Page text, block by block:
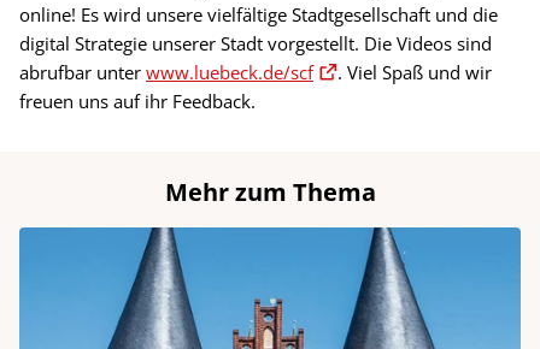
online! Es wird unsere vielfältige Stadtgesellschaft und die
digital Strategie unserer Stadt vorgestellt. Die Videos sind
abrufbar unter www.luebeck.de/scf
. Viel Spaß und wir
freuen uns auf ihr Feedback.
Mehr zum Thema